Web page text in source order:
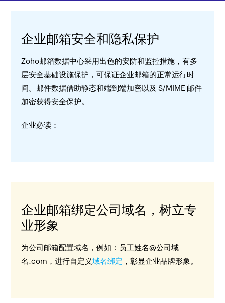
企业邮箱安全和隐私保护
Zoho邮箱数据中心采用出色的安防和监控措施，有多
层安全基础设施保护，可保证企业邮箱的正常运行时
间。邮件数据借助静态和端到端加密以及 S/MIME 邮件
加密获得安全保护。
企业必读：
企业邮箱绑定公司域名，树立专
业形象
为公司邮箱配置域名，例如：员工姓名@公司域
名.com，进行自定义域名绑定 ，彰显企业品牌形象。